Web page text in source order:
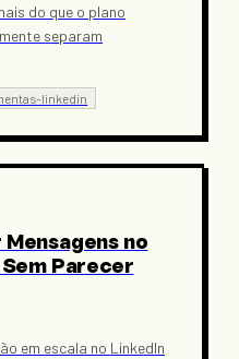
do que o plano
separam
linkedin
no
Sem Parecer
em escala no LinkedIn